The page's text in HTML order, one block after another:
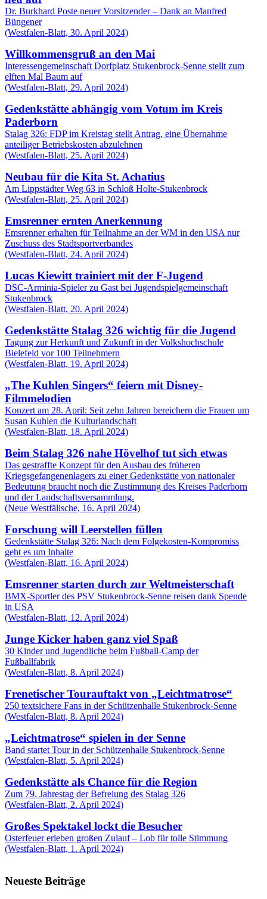
Dr. Burkhard Poste neuer Vorsitzender – Dank an Manfred
Büngener
(Westfalen-Blatt, 30. April 2024)
Willkommensgruß an den Mai
Interessengemeinschaft Dorfplatz Stukenbrock-Senne stellt zum
elften Mal Baum auf
(Westfalen-Blatt, 29. April 2024)
Gedenkstätte abhängig vom Votum im Kreis
Paderborn
Stalag 326: FDP im Kreistag stellt Antrag, eine Übernahme
anteiliger Betriebskosten abzulehnen
(Westfalen-Blatt, 25. April 2024)
Neubau für die Kita St. Achatius
Am Lippstädter Weg 63 in Schloß Holte-Stukenbrock
(Westfalen-Blatt, 25. April 2024)
Emsrenner ernten Anerkennung
Emsrenner erhalten für Teilnahme an der WM in den USA nur
Zuschuss des Stadtsportverbandes
(Westfalen-Blatt, 24. April 2024)
Lucas Kiewitt trainiert mit der F-Jugend
DSC-Arminia-Spieler zu Gast bei Jugendspielgemeinschaft
Stukenbrock
(Westfalen-Blatt, 20. April 2024)
Gedenkstätte Stalag 326 wichtig für die Jugend
Tagung zur Herkunft und Zukunft in der Volkshochschule
Bielefeld vor 100 Teilnehmern
(Westfalen-Blatt, 19. April 2024)
„The Kuhlen Singers“ feiern mit Disney-
Filmmelodien
Konzert am 28. April: Seit zehn Jahren bereichern die Frauen um
Susan Kuhlen die Kulturlandschaft
(Westfalen-Blatt, 18. April 2024)
Beim Stalag 326 nahe Hövelhof tut sich etwas
Das gestraffte Konzept für den Ausbau des früheren
Kriegsgefangenenlagers zu einer Gedenkstätte von nationaler
Bedeutung braucht noch die Zustimmung des Kreises Paderborn
und der Landschaftsversammlung.
(Neue Westfälische, 16. April 2024)
Forschung will Leerstellen füllen
Gedenkstätte Stalag 326: Nach dem Folgekosten-Kompromiss
geht es um Inhalte
(Westfalen-Blatt, 16. April 2024)
Emsrenner starten durch zur Weltmeisterschaft
BMX-Sportler des PSV Stukenbrock-Senne reisen dank Spende
in USA
(Westfalen-Blatt, 12. April 2024)
Junge Kicker haben ganz viel Spaß
30 Kinder und Jugendliche beim Fußball-Camp der
Fußballfabrik
(Westfalen-Blatt, 8. April 2024)
Frenetischer Tourauftakt von „Leichtmatrose“
250 textsichere Fans in der Schützenhalle Stukenbrock-Senne
(Westfalen-Blatt, 8. April 2024)
„Leichtmatrose“ spielen in der Senne
Band startet Tour in der Schützenhalle Stukenbrock-Senne
(Westfalen-Blatt, 5. April 2024)
Gedenkstätte als Chance für die Region
Zum 79. Jahrestag der Befreiung des Stalag 326
(Westfalen-Blatt, 2. April 2024)
Großes Spektakel lockt die Besucher
Osterfeuer erleben großen Zulauf – Lob für tolle Stimmung
(Westfalen-Blatt, 1. April 2024)
Neueste Beiträge